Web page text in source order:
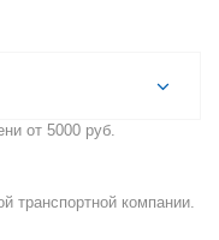
от 5000 руб.
транспортной компании.